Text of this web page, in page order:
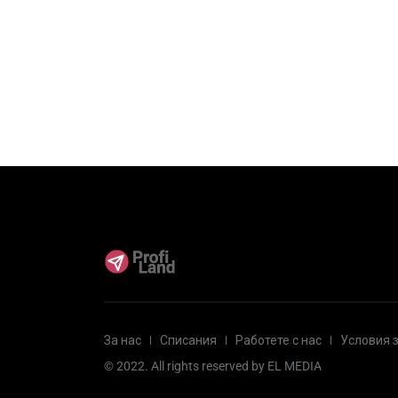
За нас Списания Работете с нас Условия
© 2022. All rights reserved by EL MEDIA